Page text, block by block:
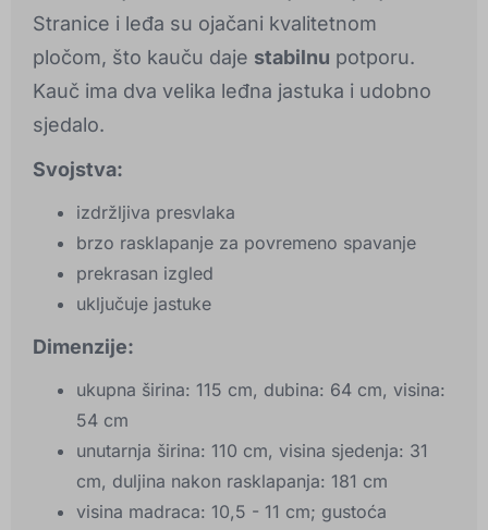
Stranice i leđa su ojačani kvalitetnom
pločom, što kauču daje stabilnu potporu.
Kauč ima dva velika leđna jastuka i udobno
sjedalo.
Svojstva:
izdržljiva presvlaka
brzo rasklapanje za povremeno spavanje
prekrasan izgled
uključuje jastuke
Dimenzije:
ukupna širina: 115 cm, dubina: 64 cm, visina:
54 cm
unutarnja širina: 110 cm, visina sjedenja: 31
cm, duljina nakon rasklapanja: 181 cm
visina madraca: 10,5 - 11 cm; gustoća